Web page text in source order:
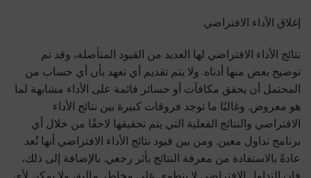
إغلاق الأداء الافتراضي
نتائج الأداء الافتراضي لها العديد من القيود المتأصلة، وقد تم
توضيح بعض منها أدناه. ولا يتم تقديم أي تعهد بأن أي حساب من
المحتمل أن يحقق مكافآت أو خسائر قائمة على الأداء مشابهة لما
هو معروض. وغالبًا ما توجد فروقات كبيرة بين نتائج الأداء
الافتراضي والنتائج الفعلية التي يتم تحقيقها لاحقًا من خلال أي
برنامج تداول معين. ومن بين قيود نتائج الأداء الافتراضي أنها تُعد
عادةً بالاستفادة من معرفة النتائج بأثر رجعي. بالإضافة إلى ذلك،